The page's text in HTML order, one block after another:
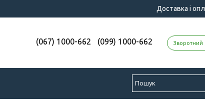
Доставка і
(067) 1000-662 (099) 1000-662 Зворотний